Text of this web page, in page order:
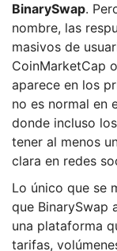
BinarySwap.
nombre, las
masivos de
CoinMarketCap
aparece en los
no es normal en
donde incluso
tener al menos
clara en redes
Lo único que se
que BinarySwap
una plataforma
tarifas,